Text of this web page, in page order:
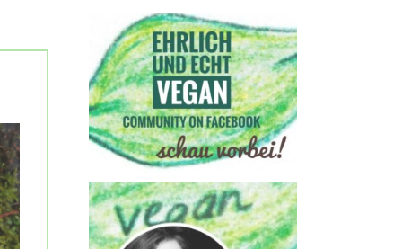
Secondary
Sidebar